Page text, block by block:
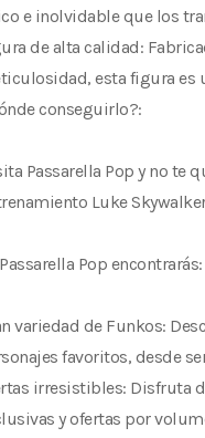
e inolvidable que los
de alta calidad:
esta figura es
conseguirlo?:
Passarella Pop y no te
Luke
Pop encontrarás:
variedad de Funkos:
favoritos, desde
irresistibles: Disfruta
y ofertas por